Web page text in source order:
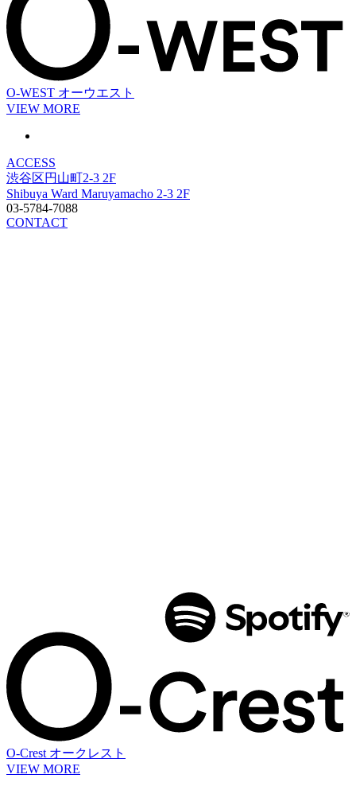
O-WEST オーウエスト
VIEW MORE
ACCESS
渋谷区円山町2-3 2F
Shibuya Ward Maruyamacho 2-3 2F
03-5784-7088
CONTACT
O-Crest オークレスト
VIEW MORE